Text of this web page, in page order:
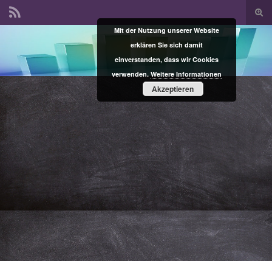
Search for:
Mit der Nutzung unserer Website
erklären Sie sich damit
einverstanden, dass wir Cookies
verwenden. Weitere Informationen
Akzeptieren